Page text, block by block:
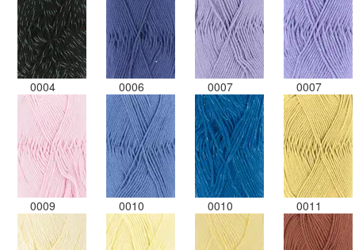
0004 0006 0007 0007
0009 0010 0010 0011